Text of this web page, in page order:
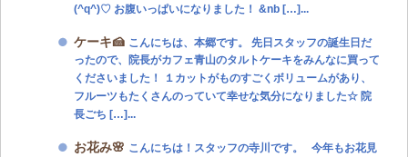
(^q^)♡ お腹いっぱいになりました！ &nb […]...
ケーキ🍰 こんにちは、本郷です。 先日スタッフの誕生日だ
ったので、院長がカフェ青山のタルトケーキをみんなに買って
くださいました！ １カットがものすごくボリュームがあり、
フルーツもたくさんのっていて幸せな気分になりました☆ 院
長ごち […]...
お花み🌸 こんにちは！スタッフの寺川です。 今年もお花見